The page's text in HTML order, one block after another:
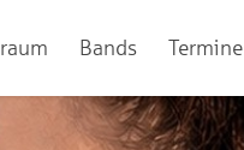
Bands Termine